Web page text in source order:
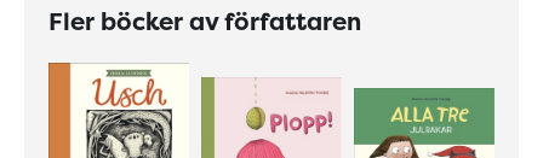
Fler böcker av författaren